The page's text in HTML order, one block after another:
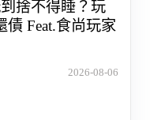
捨不得睡？玩
Feat.食尚玩家
2026-08-06